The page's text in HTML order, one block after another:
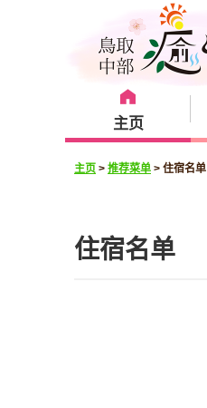
主页
推荐菜单
观光景点
主页 > 推荐菜单 > 住宿名单
住宿名单